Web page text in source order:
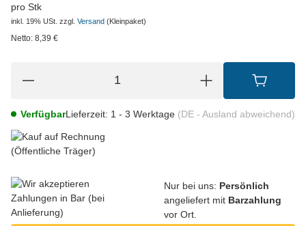
pro Stk
inkl. 19% USt. zzgl. Versand (Kleinpaket)
Netto: 8,39 €
VerfügbarLieferzeit: 1 - 3 Werktage (DE - Ausland abweichend)
Nur bei uns: Persönlich
angeliefert mit Barzahlung
vor Ort.